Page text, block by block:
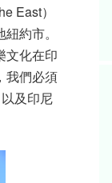
East）
約市。
文化在印
我們必須
及印尼